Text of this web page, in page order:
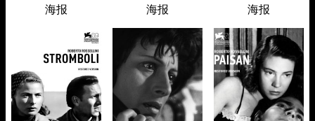
海报 海报 海报